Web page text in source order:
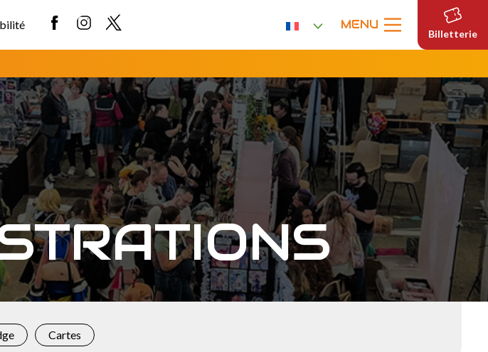
MENU
Billetterie
Cartes